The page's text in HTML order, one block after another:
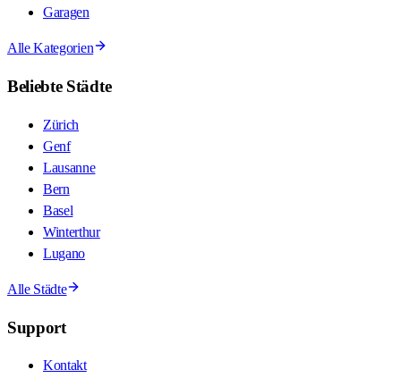
Garagen
Alle Kategorien
Beliebte Städte
Zürich
Genf
Lausanne
Bern
Basel
Winterthur
Lugano
Alle Städte
Support
Kontakt